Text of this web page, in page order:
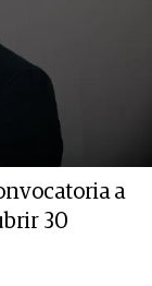
a
30